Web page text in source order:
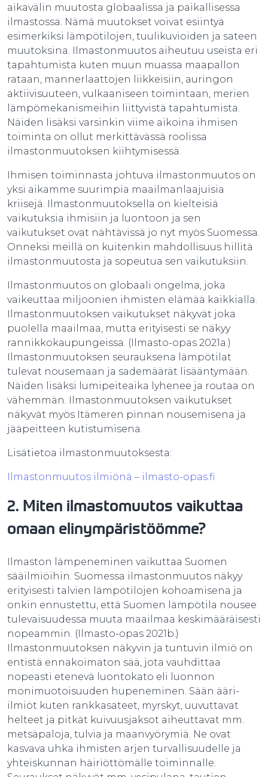
aikavälin muutosta globaalissa ja paikallisessa
ilmastossa. Nämä muutokset voivat esiintyä
esimerkiksi lämpötilojen, tuulikuvioiden ja sateen
muutoksina. Ilmastonmuutos aiheutuu useista eri
tapahtumista kuten muun muassa maapallon
rataan, mannerlaattojen liikkeisiin, auringon
aktiivisuuteen, vulkaaniseen toimintaan, merien
lämpömekanismeihin liittyvistä tapahtumista.
Näiden lisäksi varsinkin viime aikoina ihmisen
toiminta on ollut merkittävässä roolissa
ilmastonmuutoksen kiihtymisessä.
Ihmisen toiminnasta johtuva ilmastonmuutos on
yksi aikamme suurimpia maailmanlaajuisia
kriisejä. Ilmastonmuutoksella on kielteisiä
vaikutuksia ihmisiin ja luontoon ja sen
vaikutukset ovat nähtävissä jo nyt myös Suomessa.
Onneksi meillä on kuitenkin mahdollisuus hillitä
ilmastonmuutosta ja sopeutua sen vaikutuksiin.
Ilmastonmuutos on globaali ongelma, joka
vaikeuttaa miljoonien ihmisten elämää kaikkialla.
Ilmastonmuutoksen vaikutukset näkyvät joka
puolella maailmaa, mutta erityisesti se näkyy
rannikkokaupungeissa. (Ilmasto-opas 2021a.)
Ilmastonmuutoksen seurauksena lämpötilat
tulevat nousemaan ja sademäärät lisääntymään.
Näiden lisäksi lumipeiteaika lyhenee ja routaa on
vähemmän. Ilmastonmuutoksen vaikutukset
näkyvät myös Itämeren pinnan nousemisena ja
jääpeitteen kutistumisena.
Lisätietoa ilmastonmuutoksesta:
Ilmastonmuutos ilmiönä – ilmasto-opas.fi
2. Miten ilmastomuutos vaikuttaa
omaan elinympäristöömme?
Ilmaston lämpeneminen vaikuttaa Suomen
sääilmiöihin. Suomessa ilmastonmuutos näkyy
erityisesti talvien lämpötilojen kohoamisena ja
onkin ennustettu, että Suomen lämpötila nousee
tulevaisuudessa muuta maailmaa keskimääräisesti
nopeammin. (Ilmasto-opas 2021b.)
Ilmastonmuutoksen näkyvin ja tuntuvin ilmiö on
entistä ennakoimaton sää, jota vauhdittaa
nopeasti etenevä luontokato eli luonnon
monimuotoisuuden hupeneminen. Sään ääri-
ilmiöt kuten rankkasateet, myrskyt, uuvuttavat
helteet ja pitkät kuivuusjaksot aiheuttavat mm.
metsäpaloja, tulvia ja maanvyörymiä. Ne ovat
kasvava uhka ihmisten arjen turvallisuudelle ja
yhteiskunnan häiriöttömälle toiminnalle.